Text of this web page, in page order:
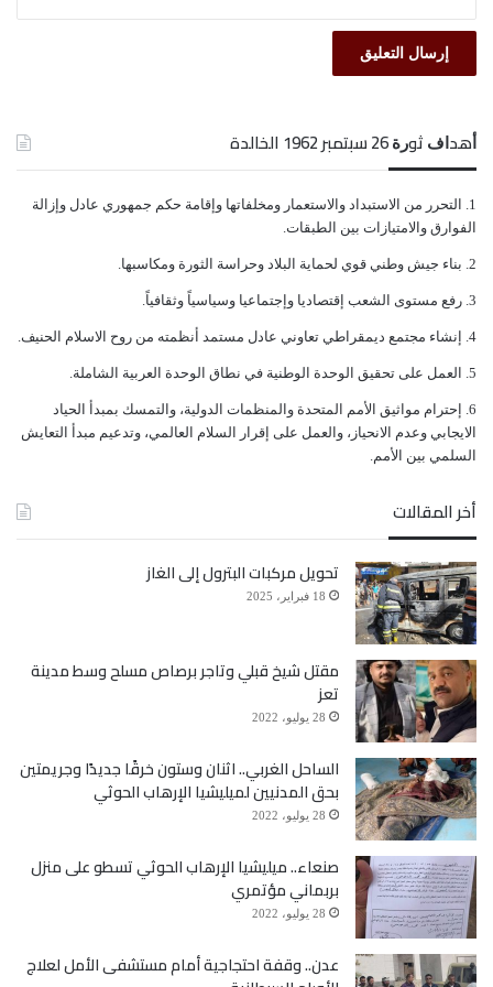
ماذا نفعل ونحن نساءٌ وحدنا وإلى متى سيظل هكذا
رجالنا وأولادنا العودة إلينا لأنّ القتلة يتجولون في المدينة
شردونا، عاملونا بوحشية، والآن يتم التستر على القتلة
ويحاولون إضاعة قضيتنا؟!
وللمأساة بقية مادام القاتل الجلاد يحكمنا ويتوعد الضحية!!
سلطات تعز وشردتنا وفعلت بنا الويلات.
انتصروا لنا يا رجال اليمن كل اليمن بلا استثناء، لا تتركونا
ضحية بيد جلاد مجرم سفاح.
انتصروا لنا كما انتصرتم للأغبري في صنعاء، وكما تحركتم
لأجل السنباني في عدن.
مرة آخرى نطلق نداء استغاثة إلى:
رجال اليمن كل اليمن من شرقها وغربها وشمالها وجنوبها
ﺃﻫﺪﺍﻑ ﺛﻮﺭﺓ 26 ﺳﺒﺘﻤﺒﺮ 1962 الخالدة
ﺍﻟﺘﺤﺮﺭ ﻣﻦ ﺍﻻﺳﺘﺒﺪﺍﺩ ﻭﺍﻻﺳﺘﻌﻤﺎﺭ ﻭﻣﺨﻠﻔﺎﺗﻬﺎ ﻭﺇﻗﺎﻣﺔ ﺣﻜﻢ ﺟﻤﻬﻮﺭﻱ ﻋﺎﺩﻝ ﻭﺇﺯﺍﻟﺔ
ﺍﻟﻔﻮﺍﺭﻕ ﻭﺍﻻﻣﺘﻴﺎﺯﺍﺕ ﺑﻴﻦ ﺍﻟﻄﺒﻘﺎﺕ.
ﺑﻨﺎﺀ ﺟﻴﺶ ﻭﻃﻨﻲ ﻗﻮﻱ ﻟﺤﻤﺎﻳﺔ ﺍﻟﺒﻼﺩ ﻭﺣﺮﺍﺳﺔ ﺍﻟﺜﻮﺭﺓ ﻭﻣﻜﺎﺳﺒﻬﺎ.
ﺭﻓﻊ ﻣﺴﺘﻮﻯ ﺍﻟﺸﻌﺐ ﺇﻗﺘﺼﺎﺩﻳﺎ ﻭﺇﺟﺘﻤﺎﻋﻴﺎ ﻭﺳﻴﺎﺳﻴﺎً ﻭﺛﻘﺎﻓﻴﺎً.
ﺇﻧﺸﺎﺀ ﻣﺠﺘﻤﻊ ﺩﻳﻤﻘﺮﺍﻃﻲ ﺗﻌﺎﻭﻧﻲ ﻋﺎﺩﻝ ﻣﺴﺘﻤﺪ ﺃﻧﻈﻤﺘﻪ ﻣﻦ ﺭﻭﺡ ﺍﻻﺳﻼﻡ ﺍﻟﺤﻨﻴﻒ.
ﺍﻟﻌﻤﻞ ﻋﻠﻰ ﺗﺤﻘﻴﻖ ﺍﻟﻮﺣﺪﺓ ﺍﻟﻮﻃﻨﻴﺔ ﻓﻲ ﻧﻄﺎﻕ ﺍﻟﻮﺣﺪﺓ ﺍﻟﻌﺮﺑﻴﺔ ﺍﻟﺸﺎﻣﻠﺔ.
ﺇﺣﺘﺮﺍﻡ ﻣﻮﺍﺛﻴﻖ الأﻣﻢ ﺍﻟﻤﺘﺤﺪﺓ ﻭﺍﻟﻤﻨﻈﻤﺎﺕ ﺍﻟﺪﻭﻟﻴﺔ، ﻭﺍﻟﺘﻤﺴﻚ ﺑﻤﺒﺪﺃ ﺍﻟﺤﻴﺎﺩ
ﺍﻻﻳﺠﺎﺑﻲ ﻭﻋﺪﻡ ﺍﻻﻧﺤﻴﺎﺯ، ﻭﺍﻟﻌﻤﻞ ﻋﻠﻰ ﺇﻗﺮﺍﺭ ﺍﻟﺴﻼﻡ ﺍﻟﻌﺎﻟﻤﻲ، ﻭﺗﺪﻋﻴﻢ ﻣﺒﺪﺃ ﺍﻟﺘﻌﺎﻳﺶ
ﺍﻟﺴﻠﻤﻲ ﺑﻴﻦ ﺍﻷﻣﻢ.
أخر المقالات
تحويل مركبات البترول إلى الغاز
18 فبراير، 2025
مقتل شيخ قبلي وتاجر برصاص مسلح وسط مدينة
تعز
28 يوليو، 2022
الساحل الغربي.. اثنان وستون خرقًا جديدًا وجريمتين
بحق المدنيين لميليشيا الإرهاب الحوثي
28 يوليو، 2022
صنعاء.. ميليشيا الإرهاب الحوثي تسطو على منزل
بربماني مؤتمري
28 يوليو، 2022
عدن.. وقفة احتجاجية أمام مستشفى الأمل لعلاج